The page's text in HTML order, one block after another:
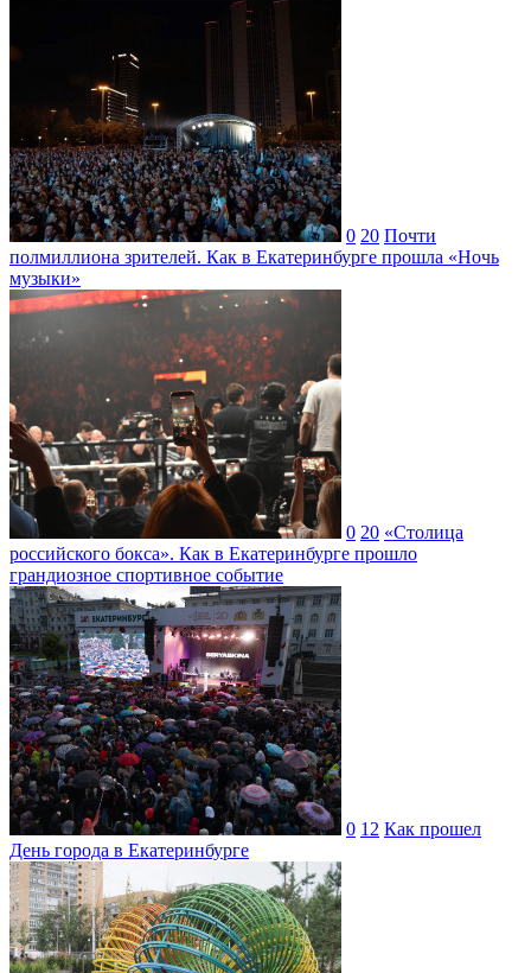
0 20 Почти
полмиллиона зрителей. Как в Екатеринбурге прошла «Ночь
музыки»
0 20 «Столица
российского бокса». Как в Екатеринбурге прошло
грандиозное спортивное событие
0 12 Как прошел
День города в Екатеринбурге